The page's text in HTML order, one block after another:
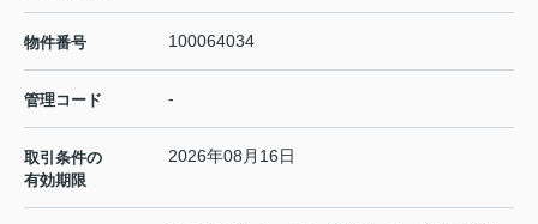
物件番号 100064034
管理コード -
取引条件の
有効期限
2026年08月16日